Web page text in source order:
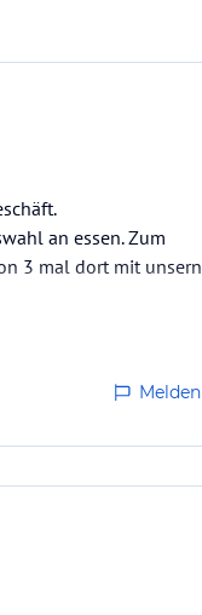
an essen. Zum
3 mal dort mit unsern
Melden